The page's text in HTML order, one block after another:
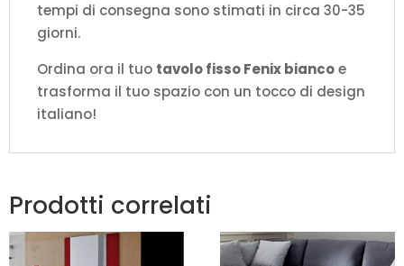
tempi di consegna sono stimati in circa 30-35
giorni.
Ordina ora il tuo tavolo fisso Fenix biancoe
trasforma il tuo spazio con un tocco di design
italiano!
Prodotti correlati